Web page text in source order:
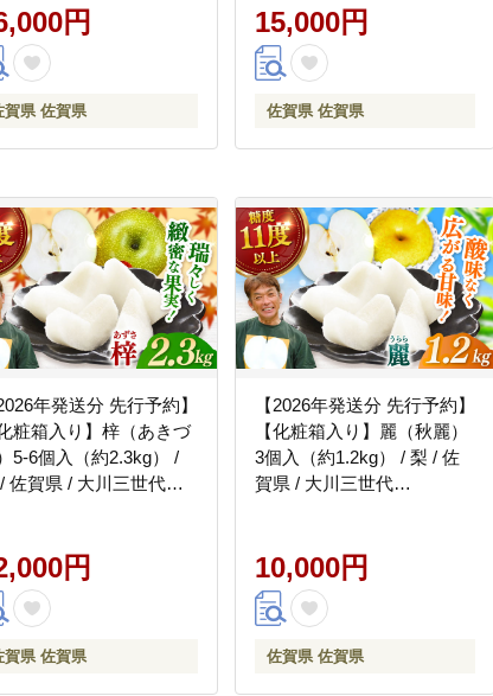
円
賀県 佐賀県
15,000円
佐賀県 佐賀県
2026年発送分 先行予約】
化粧箱入り】梓（あきづ
5-6個入（約2.3kg） /
佐賀県 / 大川三世代
円
賀県 佐賀県
【2026年発送分 先行予約】
【化粧箱入り】麗（秋麗）
3個入（約1.2kg） / 梨 / 佐
賀県 / 大川三世代
10,000円
佐賀県 佐賀県